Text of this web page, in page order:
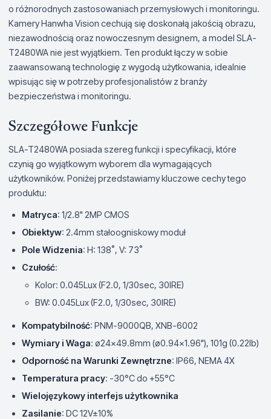
o różnorodnych zastosowaniach przemysłowych i monitoringu.
Kamery Hanwha Vision cechują się doskonałą jakością obrazu,
niezawodnością oraz nowoczesnym designem, a model SLA-
T2480WA nie jest wyjątkiem. Ten produkt łączy w sobie
zaawansowaną technologię z wygodą użytkowania, idealnie
wpisując się w potrzeby profesjonalistów z branży
bezpieczeństwa i monitoringu.
Szczegółowe Funkcje
SLA-T2480WA posiada szereg funkcji i specyfikacji, które
czynią go wyjątkowym wyborem dla wymagających
użytkowników. Poniżej przedstawiamy kluczowe cechy tego
produktu:
Matryca: 1/2.8" 2MP CMOS
Obiektyw: 2.4mm stałoogniskowy moduł
Pole Widzenia: H: 138˚, V: 73˚
Czułość:
Kolor: 0.045Lux (F2.0, 1/30sec, 30IRE)
BW: 0.045Lux (F2.0, 1/30sec, 30IRE)
Kompatybilność: PNM-9000QB, XNB-6002
Wymiary i Waga: ø24x49.8mm (ø0.94x1.96"), 101g (0.22lb)
Odporność na Warunki Zewnętrzne: IP66, NEMA 4X
Temperatura pracy: -30°C do +55°C
Wielojęzykowy interfejs użytkownika
Zasilanie: DC 12V±10%